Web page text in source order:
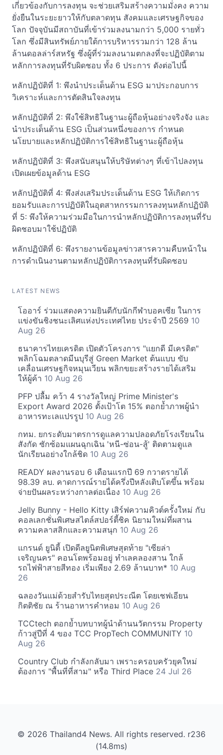
เกี่ยวข้องกับการลงทุน จะช่วยเสริมสร้างความมั่งคง ความ
ยั่งยืนในระยะยาวให้กับตลาดทุน สังคมและเศรษฐกิจของ
โลก ปัจจุบันมีสถาบันที่เข้าร่วมลงนามกว่า 5,000 รายทั่ว
โลก ซึ่งมีสินทรัพย์ภายใต้การบริหารรวมกว่า 128 ล้าน
ล้านดอลล่าร์สหรัฐ ซึ่งผู้ที่ร่วมลงนามตกลงที่จะปฏิบัติตาม
หลักการลงทุนที่รับผิดชอบ ทั้ง 6 ประการ ดังต่อไปนี้
หลักปฏิบัติที่ 1: พึงนำประเด็นด้าน ESG มาประกอบการ
วิเคราะห์และการตัดสินใจลงทุน
หลักปฏิบัติที่ 2: พึงใช้สิทธิในฐานะผู้ถือหุ้นอย่างจริงจัง และ
นำประเด็นด้าน ESG เป็นส่วนหนึ่งของการ กำหนด
นโยบายและหลักปฏิบัติการใช้สิทธิในฐานะผู้ถือหุ้น
หลักปฏิบัติที่ 3: พึงสนับสนุนให้บริษัทต่างๆ ที่เข้าไปลงทุน
เปิดเผยข้อมูลด้าน ESG
หลักปฏิบัติที่ 4: พึงส่งเสริมประเด็นด้าน ESG ให้เกิดการ
ยอมรับและการปฏิบัติในอุตสาหกรรมการลงทุนหลักปฏิบัติ
ที่ 5: พึงให้ความร่วมมือในการนำหลักปฏิบัติการลงทุนที่รับ
ผิดชอบมาใช้ปฏิบัติ
หลักปฏิบัติที่ 6: พึงรายงานข้อมูลข่าวสารความคืบหน้าใน
การดำเนินงานตามหลักปฏิบัติการลงทุนที่รับผิดชอบ
LATEST NEWS
โออาร์ ร่วมแสดงความยินดีกับนักกีฬาบอคเซีย ในการ
แข่งขันชิงชนะเลิศแห่งประเทศไทย ประจำปี 2569 10
Aug 26
ธนาคารไทยเครดิต เปิดตัวโครงการ "แยกดี มีเครดิต"
พลิกโฉมตลาดมีนบุรีสู่ Green Market ต้นแบบ ขับ
เคลื่อนเศรษฐกิจหมุนเวียน พลิกขยะสร้างรายได้เสริม
ให้ผู้ค้า 10 Aug 26
PFP ปลื้ม คว้า 4 รางวัลใหญ่ Prime Minister's
Export Award 2026 ตั้งเป้าโต 15% ตอกย้ำภาพผู้นำ
อาหารทะเลแปรรูป 10 Aug 26
กทม. ยกระดับมาตรการดูแลความปลอดภัยโรงเรียนใน
สังกัด ซักซ้อมแผนฉุกเฉิน 'หนี-ซ่อน-สู้' ติดตามดูแล
นักเรียนอย่างใกล้ชิด 10 Aug 26
READY ผลงานรอบ 6 เดือนแรกปี 69 กวาดรายได้
98.39 ลบ. คาดการณ์รายได้ครึ่งปีหลังเติบโตขึ้น พร้อม
จ่ายปันผลระหว่างกาลต่อเนื่อง 10 Aug 26
Jelly Bunny - Hello Kitty เสิร์ฟความคิวต์ครั้งใหม่ กับ
คอลเลกชั่นพิเศษสไตล์สปอร์ตี้ชิค นิยามใหม่ที่ผสาน
ความคลาสสิกและความสนุก 10 Aug 26
แกรนด์ ยูนิตี้ เปิดดีลยูนิตพิเศษสุดท้าย "เซียล่า
เจริญนคร" คอนโดพร้อมอยู่ ทำเลคลองสาน ใกล้
รถไฟฟ้าสายสีทอง เริ่มเพียง 2.69 ล้านบาท* 10 Aug
26
ฉลองวันแม่ด้วยสำรับไทยสุดประณีต โดยเชฟเอียน
กิตติชัย ณ ร้านอาหารคำหอม 10 Aug 26
TCCtech ตอกย้ำบทบาทผู้นำด้านนวัตกรรม Property
ก้าวสู่ปีที่ 4 ของ TCC PropTech COMMUNITY 10
Aug 26
Country Club กำลังกลับมา เพราะครอบครัวยุคใหม่
ต้องการ "พื้นที่ที่สาม" หรือ Third Place 24 Jul 26
© 2026 Thailand4 News. All rights reserved. r236
(14.8ms)